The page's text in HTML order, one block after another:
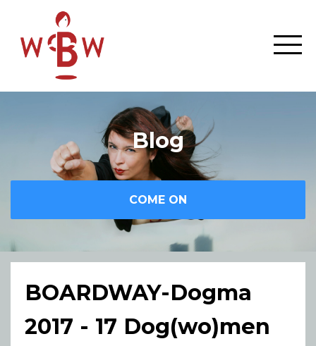
Blog
COME ON
BOARDWAY-Dogma
2017 - 17 Dog(wo)men